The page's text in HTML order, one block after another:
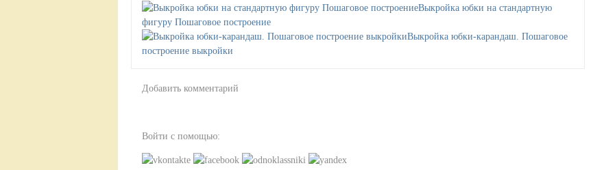
Выкройка юбки на стандартную
фигуру Пошаговое построение
Выкройка юбки-карандаш. Пошаговое
построение выкройки
Добавить комментарий
Войти с помощью: